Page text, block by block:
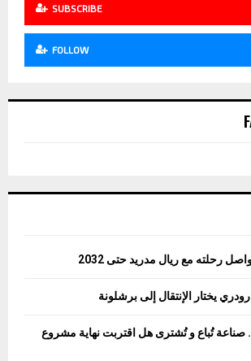
SUBSCRIBE
FOLLOW
رحلته مع ريال مدريد حتى 2032
يختار الإنتقال إلى برشلونة
صناعة تُباع و تُشترى هل اقتربت نهاية مشروع